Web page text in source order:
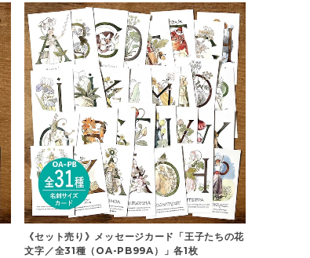
《セット売り》メッセージカード「王子たちの花
文字／全31種（OA-PB99A）」各1枚